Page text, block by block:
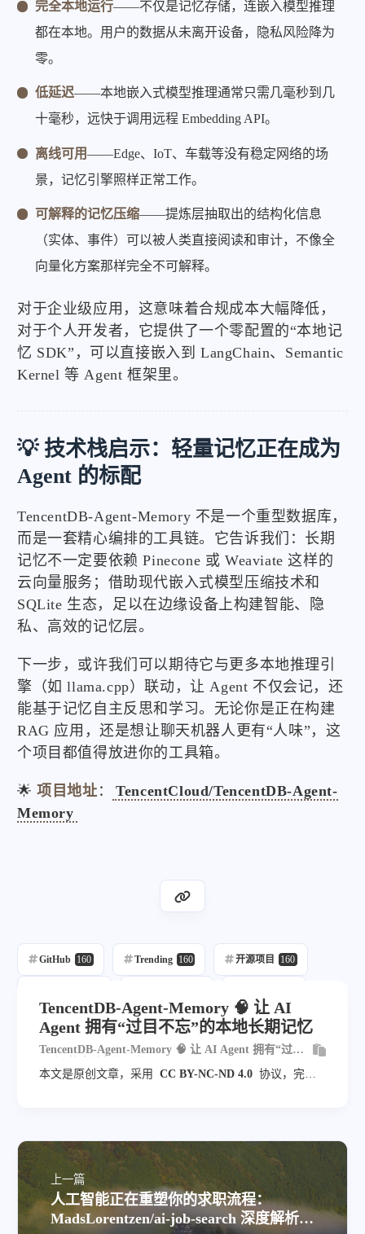
完全本地运行——不仅是记忆存储，连嵌入模型推理
都在本地。用户的数据从未离开设备，隐私风险降为
零。
低延迟——本地嵌入式模型推理通常只需几毫秒到几
十毫秒，远快于调用远程 Embedding API。
离线可用——Edge、IoT、车载等没有稳定网络的场
景，记忆引擎照样正常工作。
可解释的记忆压缩——提炼层抽取出的结构化信息
（实体、事件）可以被人类直接阅读和审计，不像全
向量化方案那样完全不可解释。
对于企业级应用，这意味着合规成本大幅降低，
对于个人开发者，它提供了一个零配置的“本地记
忆 SDK”，可以直接嵌入到 LangChain、Semantic
Kernel 等 Agent 框架里。
💡 技术栈启示：轻量记忆正在成为
Agent 的标配
TencentDB-Agent-Memory 不是一个重型数据库，
而是一套精心编排的工具链。它告诉我们：长期
记忆不一定要依赖 Pinecone 或 Weaviate 这样的
云向量服务；借助现代嵌入式模型压缩技术和
SQLite 生态，足以在边缘设备上构建智能、隐
私、高效的记忆层。
下一步，或许我们可以期待它与更多本地推理引
擎（如 llama.cpp）联动，让 Agent 不仅会记，还
能基于记忆自主反思和学习。无论你是正在构建
RAG 应用，还是想让聊天机器人更有“人味”，这
个项目都值得放进你的工具箱。
🌟项目地址 ：
TencentCloud/TencentDB-Agent-
Memory
GitHub 160 Trending 160 开源项目 160
Ai 69
TencentDB-Agent-Memory 🧠 让 AI
Agent 拥有“过目不忘”的本地长期记忆
TencentDB-Agent-Memory 🧠 让 AI Agent 拥有“过目
本文是原创文章，采用
CC BY-NC-ND 4.0 协议，完整
上一篇
人工智能正在重塑你的求职流程：
MadsLorentzen/ai-job-search 深度解析